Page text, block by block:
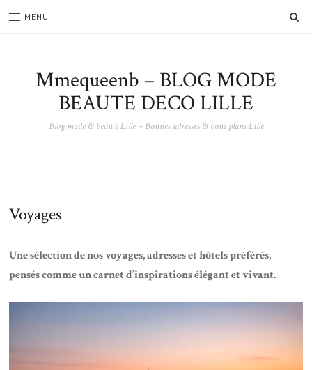
MENU
Mmequeenb – BLOG MODE
BEAUTE DECO LILLE
Blog mode & beauté Lille – Bonnes adresses & bons plans Lille
Voyages
Une sélection de nos voyages, adresses et hôtels préférés,
pensés comme un carnet d’inspirations élégant et vivant.